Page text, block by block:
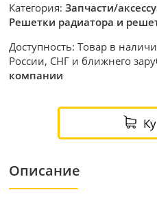
Категория:Запчасти/
Решетки радиатора и
Доступность: Товар в
России, СНГ и ближнего
компании
Описание